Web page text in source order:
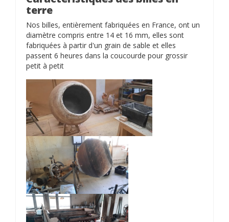
terre
Nos billes, entièrement fabriquées en France, ont un
diamètre compris entre 14 et 16 mm, elles sont
fabriquées à partir d'un grain de sable et elles
passent 6 heures dans la coucourde pour grossir
petit à petit